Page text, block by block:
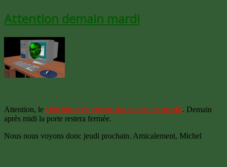
Attention demain mardi
Attention, le club info n'est encore pas ouvert les mardis. Demain
après midi la porte restera fermée.
Nous nous voyons donc jeudi prochain. Amicalement, Michel